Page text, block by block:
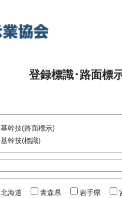
登録標識･路面標
基幹技(路面標示)
基幹技(標識)
北海道 青森県 岩手県